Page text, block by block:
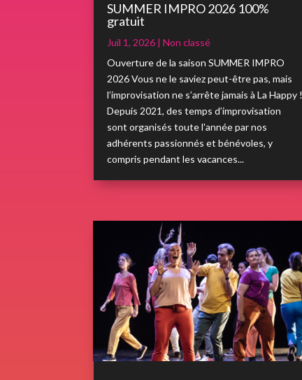
SUMMER IMPRO 2026 100%
gratuit
Juil 1, 2026 |Non classé
Ouverture de la saison SUMMER IMPRO
2026 Vous ne le saviez peut-être pas, mais
l’improvisation ne s’arrête jamais à La Happy !
Depuis 2021, des temps d’improvisation
sont organisés toute l'année par nos
adhérents passionnés et bénévoles, y
compris pendant les vacances...